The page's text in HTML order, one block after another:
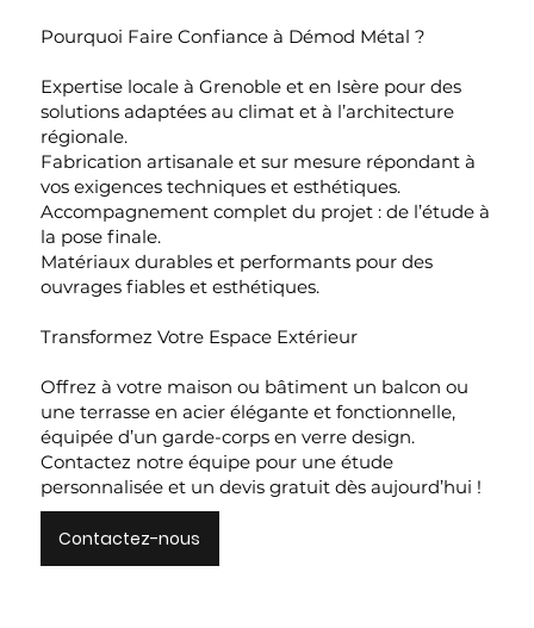
Pourquoi Faire Confiance à Démod Métal ?
Expertise locale à Grenoble et en Isère pour des
solutions adaptées au climat et à l’architecture
régionale.
Fabrication artisanale et sur mesure répondant à
vos exigences techniques et esthétiques.
Accompagnement complet du projet : de l’étude à
la pose finale.
Matériaux durables et performants pour des
ouvrages fiables et esthétiques.
Transformez Votre Espace Extérieur
Offrez à votre maison ou bâtiment un balcon ou
une terrasse en acier élégante et fonctionnelle,
équipée d’un garde-corps en verre design.
Contactez notre équipe pour une étude
personnalisée et un devis gratuit dès aujourd’hui !
Contactez-nous